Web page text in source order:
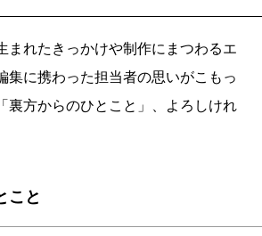
まれたきっかけや制作にまつわるエ
集に携わった担当者の思いがこもっ
裏方からのひとこと」、よろしけれ
こと